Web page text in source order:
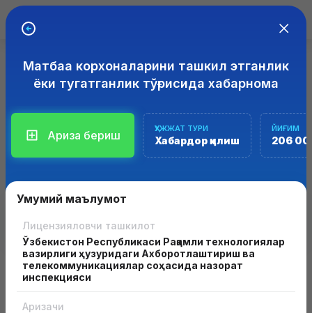
ЭЛЕКТРОН ЛИЦЕНЗИЯЛАШТИЗИМИ
Лицензиялаш ва рухсатнома олиш соҳасида интерактив
хизматлар кўрсатиш учун "Лицензия" ахборот тизимлари
мажмуаси
Матбаа корхоналарини ташкил этганлик
ёки тугатганлик тўғрисида хабарнома
Ариза бериш ҲУЖЖАТ ТУРИ
Хабардор қилиш
ЙИҒИМ
206
Умумий маълумот
Лицензияловчи ташкилот
Ўзбекистон Республикаси Рақамли технологиялар
вазирлиги ҳузуридаги Ахборотлаштириш ва
телекоммуникациялар соҳасида назорат
инспекцияси
Аризачи